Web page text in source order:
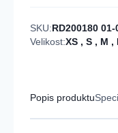
SKU:RD200180 01-
Velikost:XS , S , M ,
Popis produktu